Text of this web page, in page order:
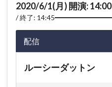
2020/6/1(月) 開演: 14:00
終了: 14:45
配信
ルーシーダットン